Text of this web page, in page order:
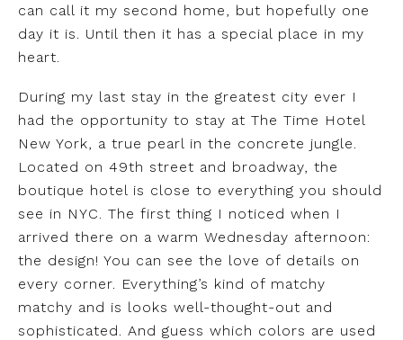
can call it my second home, but hopefully one
day it is. Until then it has a special place in my
heart.
During my last stay in the greatest city ever I
had the opportunity to stay at The Time Hotel
New York, a true pearl in the concrete jungle.
Located on 49th street and broadway, the
boutique hotel is close to everything you should
see in NYC. The first thing I noticed when I
arrived there on a warm Wednesday afternoon:
the design! You can see the love of details on
every corner. Everything’s kind of matchy
matchy and is looks well-thought-out and
sophisticated. And guess which colors are used